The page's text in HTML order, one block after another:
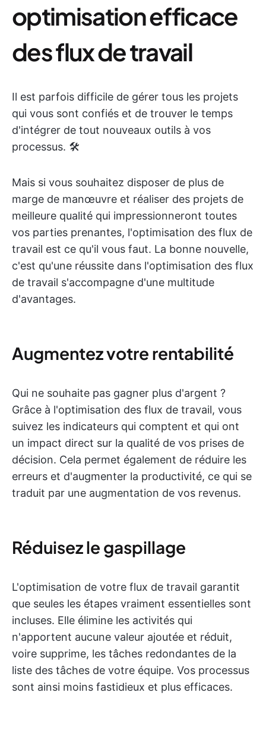
optimisation efficace
des flux de travail
Il est parfois difficile de gérer tous les projets
qui vous sont confiés et de trouver le temps
d'intégrer de tout nouveaux outils à vos
processus. 🛠️
Mais si vous souhaitez disposer de plus de
marge de manœuvre et réaliser des projets de
meilleure qualité qui impressionneront toutes
vos parties prenantes, l'optimisation des flux de
travail est ce qu'il vous faut. La bonne nouvelle,
c'est qu'une réussite dans l'optimisation des flux
de travail s'accompagne d'une multitude
d'avantages.
Augmentez votre rentabilité
Qui ne souhaite pas gagner plus d'argent ?
Grâce à l'optimisation des flux de travail, vous
suivez les indicateurs qui comptent et qui ont
un impact direct sur la qualité de vos prises de
décision. Cela permet également de réduire les
erreurs et d'augmenter la productivité, ce qui se
traduit par une augmentation de vos revenus.
Réduisez le gaspillage
L'optimisation de votre flux de travail garantit
que seules les étapes vraiment essentielles sont
incluses. Elle élimine les activités qui
n'apportent aucune valeur ajoutée et réduit,
voire supprime, les tâches redondantes de la
liste des tâches de votre équipe. Vos processus
sont ainsi moins fastidieux et plus efficaces.